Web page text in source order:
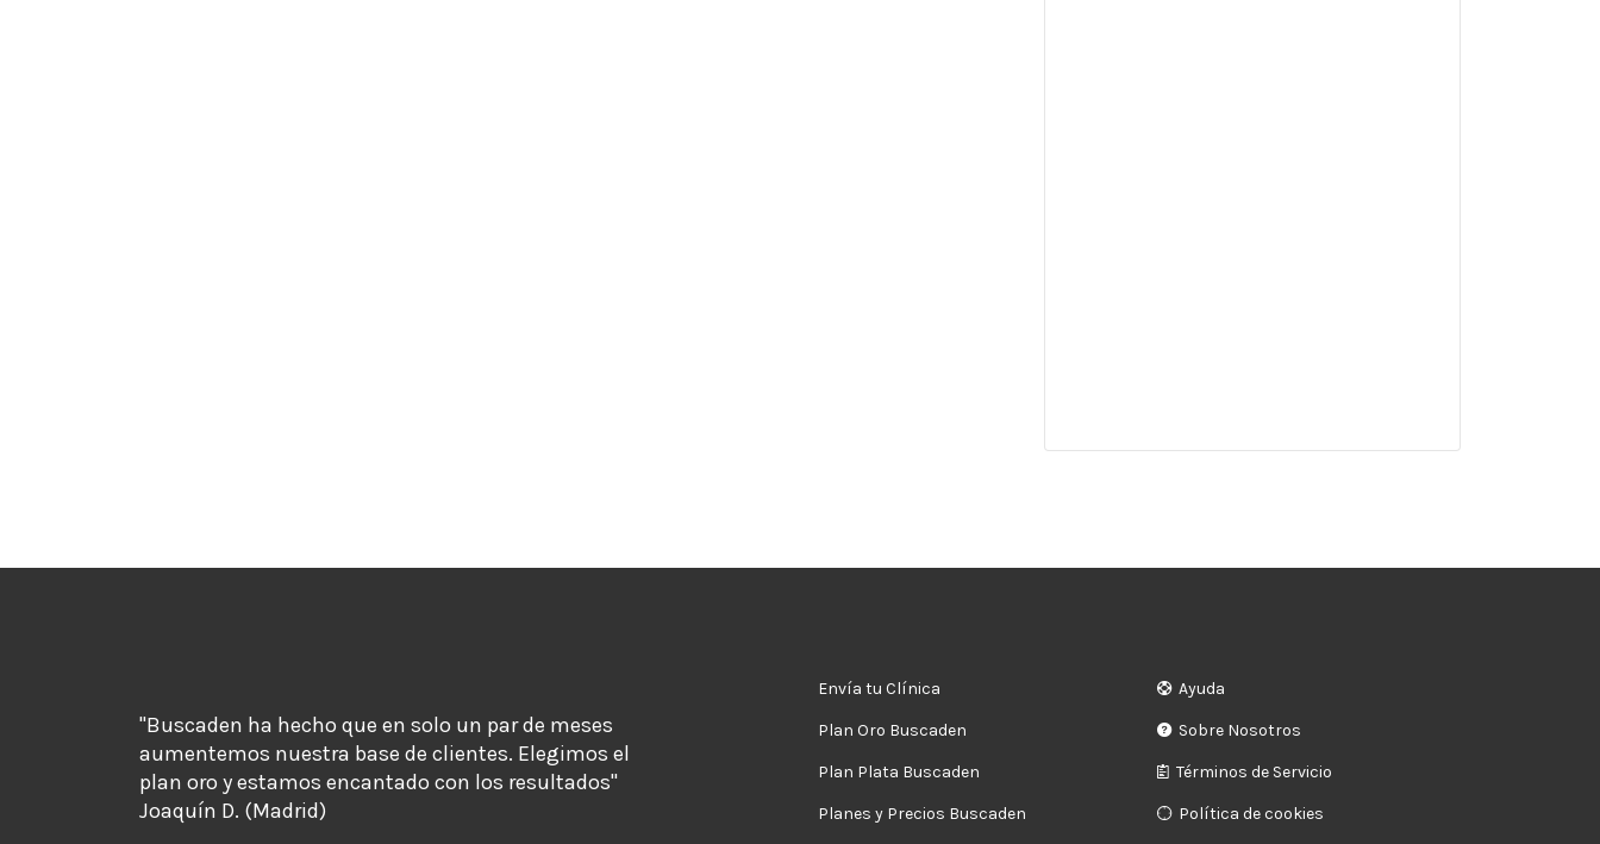
"Buscaden ha hecho que en solo un par de meses
aumentemos nuestra base de clientes. Elegimos el
plan oro y estamos encantado con los resultados"
Joaquín D. (Madrid)
Envía tu Clínica
Plan Oro Buscaden
Plan Plata Buscaden
Planes y Precios Buscaden
Ayuda
Sobre Nosotros
Términos de Servicio
Política de cookies